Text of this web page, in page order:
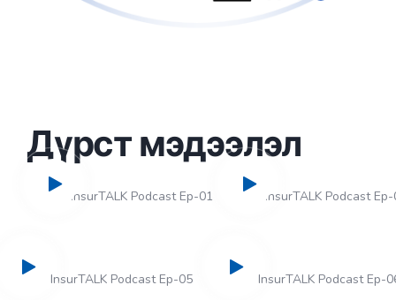
Дүрст мэдээлэл
InsurTALK Podcast Ep-01 InsurTALK Podcast
InsurTALK Podcast Ep-05 InsurTALK Podcast Ep-